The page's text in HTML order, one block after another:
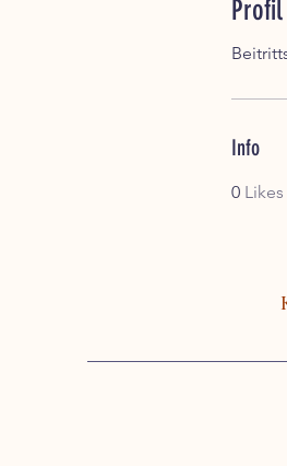
Profil
Info
0